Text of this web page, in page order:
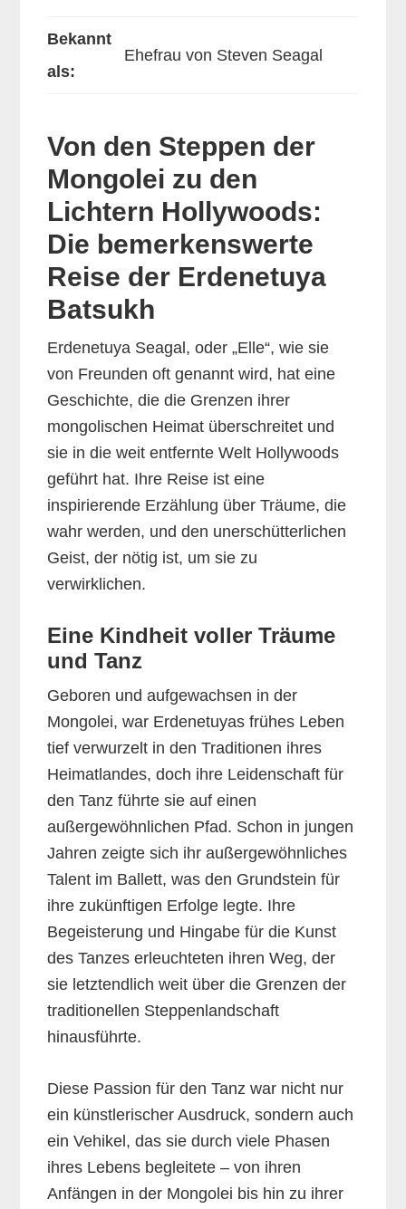
Bekannt
als:
Ehefrau von Steven Seagal
Von den Steppen der
Mongolei zu den
Lichtern Hollywoods:
Die bemerkenswerte
Reise der Erdenetuya
Batsukh
Erdenetuya Seagal, oder „Elle“, wie sie
von Freunden oft genannt wird, hat eine
Geschichte, die die Grenzen ihrer
mongolischen Heimat überschreitet und
sie in die weit entfernte Welt Hollywoods
geführt hat. Ihre Reise ist eine
inspirierende Erzählung über Träume, die
wahr werden, und den unerschütterlichen
Geist, der nötig ist, um sie zu
verwirklichen.
Eine Kindheit voller Träume
und Tanz
Geboren und aufgewachsen in der
Mongolei, war Erdenetuyas frühes Leben
tief verwurzelt in den Traditionen ihres
Heimatlandes, doch ihre Leidenschaft für
den Tanz führte sie auf einen
außergewöhnlichen Pfad. Schon in jungen
Jahren zeigte sich ihr außergewöhnliches
Talent im Ballett, was den Grundstein für
ihre zukünftigen Erfolge legte. Ihre
Begeisterung und Hingabe für die Kunst
des Tanzes erleuchteten ihren Weg, der
sie letztendlich weit über die Grenzen der
traditionellen Steppenlandschaft
hinausführte.
Diese Passion für den Tanz war nicht nur
ein künstlerischer Ausdruck, sondern auch
ein Vehikel, das sie durch viele Phasen
ihres Lebens begleitete – von ihren
Anfängen in der Mongolei bis hin zu ihrer